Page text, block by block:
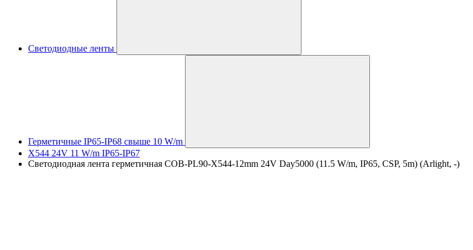
Светодиодные ленты
Герметичные IP65-IP68 свыше 10 W/m
X544 24V 11 W/m IP65-IP67
Светодиодная лента герметичная COB-PL90-X544-12mm 24V Day5000 (11.5 W/m, IP65, CSP, 5m) (Arlight, -)